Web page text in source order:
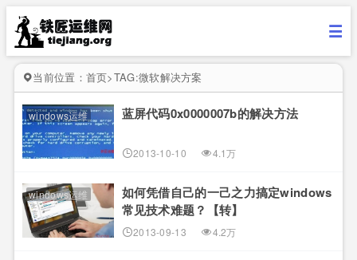
当前位置： 首页>TAG:微软解决方案
windows运维 蓝屏代码0x0000007b的解决方法
2013-10-10 4.1万
windows运维
如何凭借自己的一己之力搞定windows
常见技术难题？【转】
2013-09-13 4.2万